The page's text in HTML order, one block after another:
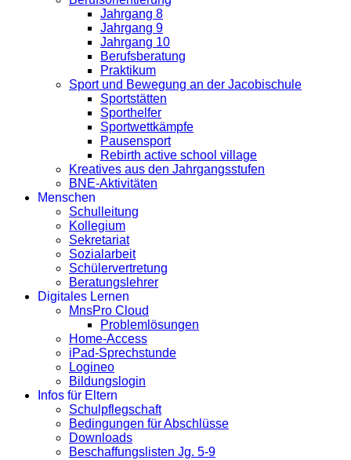
Jahrgang 8
Jahrgang 9
Jahrgang 10
Berufsberatung
Praktikum
Sport und Bewegung an der Jacobischule
Sportstätten
Sporthelfer
Sportwettkämpfe
Pausensport
Rebirth active school village
Kreatives aus den Jahrgangsstufen
BNE-Aktivitäten
Menschen
Schulleitung
Kollegium
Sekretariat
Sozialarbeit
Schülervertretung
Beratungslehrer
Digitales Lernen
MnsPro Cloud
Problemlösungen
Home-Access
iPad-Sprechstunde
Logineo
Bildungslogin
Infos für Eltern
Schulpflegschaft
Bedingungen für Abschlüsse
Downloads
Beschaffungslisten Jg. 5-9